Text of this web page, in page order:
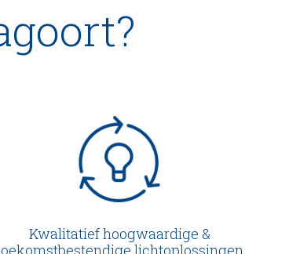
Kwalitatief hoogwaardige &
lichtoplossingen